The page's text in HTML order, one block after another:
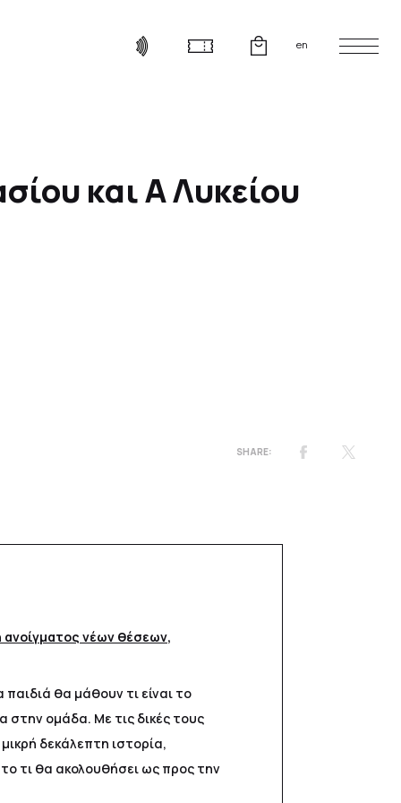
en
και Α Λυκείου
νέων θέσεων,
θα μάθουν τι είναι το
στην ομάδα. Με τις δικές τους
δεκάλεπτη ιστορία,
τι θα ακολουθήσει ως προς την